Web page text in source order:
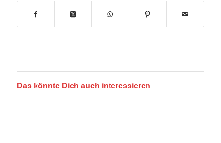
Das könnte Dich auch interessieren